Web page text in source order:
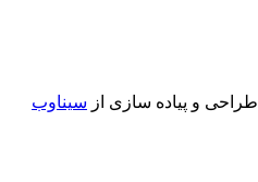
طراحی و پیاده سازی از سیناوب